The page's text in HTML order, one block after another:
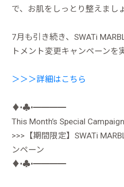
で、お肌をしっとり整えまし
7月も引き続き、SWATi
トメント変更キャンペーンを
＞＞＞詳細はこちら
♦︎•♣︎•━━━━
This Month’s Special Campaign
>>>【期間限定】SWATi
ンペーン
♦︎•♣︎•━━━━